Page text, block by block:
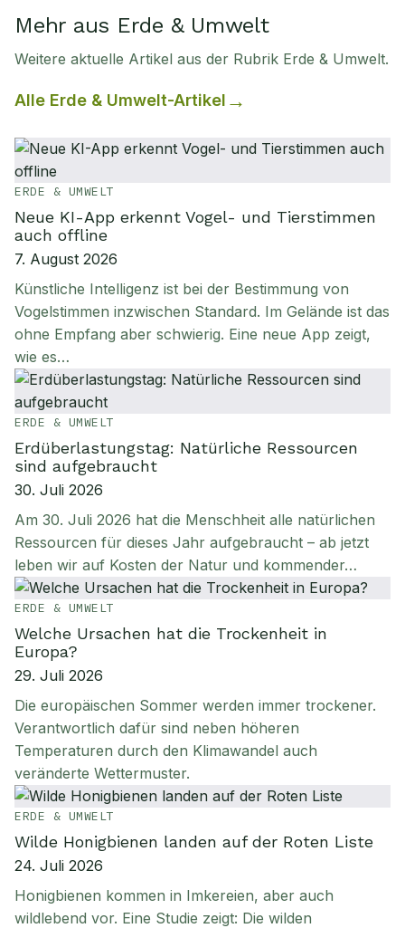
Mehr aus Erde & Umwelt
Weitere aktuelle Artikel aus der Rubrik Erde & Umwelt.
Alle Erde & Umwelt-Artikel
ERDE & UMWELT
Neue KI-App erkennt Vogel- und Tierstimmen
auch offline
7. August 2026
Künstliche Intelligenz ist bei der Bestimmung von
Vogelstimmen inzwischen Standard. Im Gelände ist das
ohne Empfang aber schwierig. Eine neue App zeigt,
wie es…
ERDE & UMWELT
Erdüberlastungstag: Natürliche Ressourcen
sind aufgebraucht
30. Juli 2026
Am 30. Juli 2026 hat die Menschheit alle natürlichen
Ressourcen für dieses Jahr aufgebraucht – ab jetzt
leben wir auf Kosten der Natur und kommender…
ERDE & UMWELT
Welche Ursachen hat die Trockenheit in
Europa?
29. Juli 2026
Die europäischen Sommer werden immer trockener.
Verantwortlich dafür sind neben höheren
Temperaturen durch den Klimawandel auch
veränderte Wettermuster.
ERDE & UMWELT
Wilde Honigbienen landen auf der Roten Liste
24. Juli 2026
Honigbienen kommen in Imkereien, aber auch
wildlebend vor. Eine Studie zeigt: Die wilden